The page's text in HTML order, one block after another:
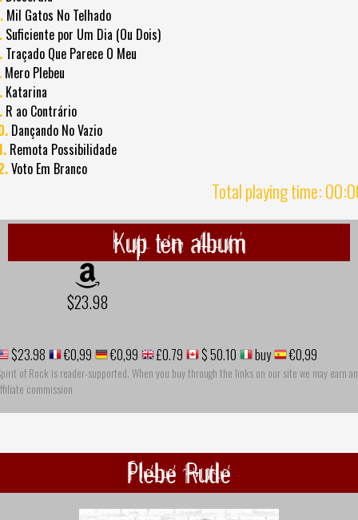
Mil Gatos No Telhado
Suficiente por Um Dia (Ou Dois)
Traçado Que Parece O Meu
Mero Plebeu
Katarina
R ao Contrário
Dançando No Vazio
Remota Possibilidade
Voto Em Branco
Total playing time:
Kup ten album
$23.98
$23.98 €0,99 €0,99 £0.79 $ 50.10 buy €0,99
of Rock is reader-supported. When you buy through the links on our site we may earn an
commission
Plebe Rude